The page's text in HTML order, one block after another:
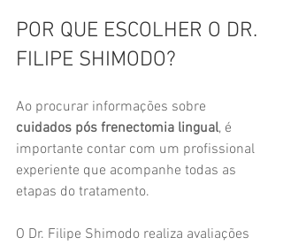
POR QUE ESCOLHER O DR.
FILIPE SHIMODO?
Ao procurar informações sobre
cuidados pós frenectomia lingual, é
importante contar com um profissional
experiente que acompanhe todas as
etapas do tratamento.
O Dr. Filipe Shimodo realiza avaliações